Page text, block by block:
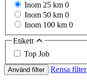
Inom 25 km 0
Inom 50 km 0
Inom 100 km 0
Etikett
Top Job
Använd filter Rensa filter